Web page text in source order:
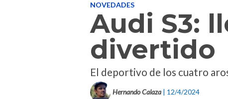
NOVEDADES
Audi S3:
divertido
El deportivo de los cuatro
Hernando Calaza | 12/4/2024